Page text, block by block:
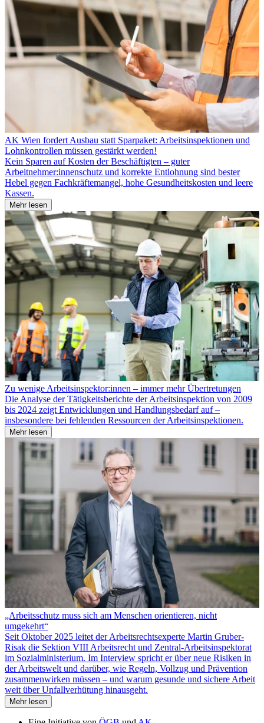
AK Wien fordert Ausbau statt Sparpaket: Arbeitsinspektionen und
Lohnkontrollen müssen gestärkt werden!
Kein Sparen auf Kosten der Beschäftigten – guter
Arbeitnehmer:innenschutz und korrekte Entlohnung sind bester
Hebel gegen Fachkräftemangel, hohe Gesundheitskosten und leere
Kassen.
Mehr lesen
Zu wenige Arbeitsinspektor:innen – immer mehr Übertretungen
Die Analyse der Tätigkeitsberichte der Arbeitsinspektion von 2009
bis 2024 zeigt Entwicklungen und Handlungsbedarf auf –
insbesondere bei fehlenden Ressourcen der Arbeitsinspektionen.
Mehr lesen
„Arbeitsschutz muss sich am Menschen orientieren, nicht
umgekehrt“
Seit Oktober 2025 leitet der Arbeitsrechtsexperte Martin Gruber-
Risak die Sektion VIII Arbeitsrecht und Zentral-Arbeitsinspektorat
im Sozialministerium. Im Interview spricht er über neue Risiken in
der Arbeitswelt und darüber, wie Regeln, Vollzug und Prävention
zusammenwirken müssen – und warum gesunde und sichere Arbeit
weit über Unfallverhütung hinausgeht.
Mehr lesen